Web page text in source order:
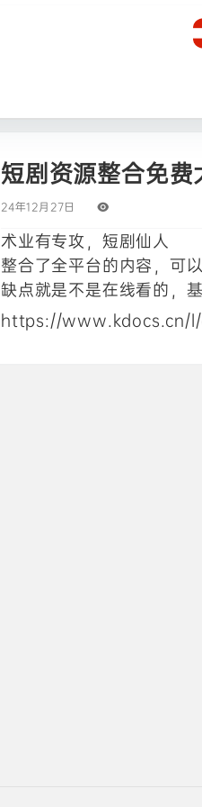
短剧资源整合免费
24年12月27日
术业有专攻，短剧仙人
整合了全平台的内容，可
缺点就是不是在线看的，
https://www.kdocs.cn/l/